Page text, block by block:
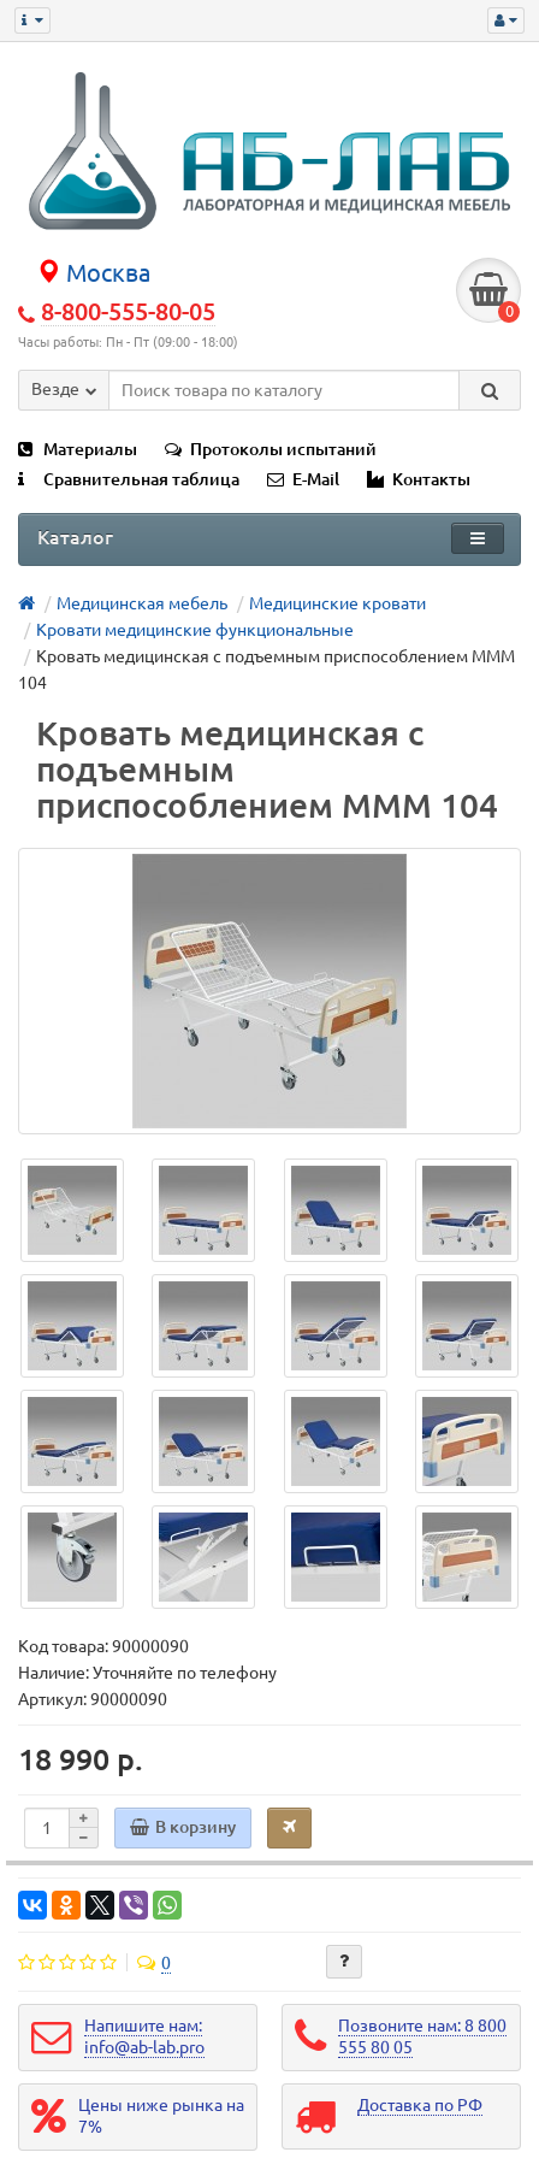
Москва
8-800-555-80-05
Часы работы: Пн - Пт (09:00 - 18:00)
0
Везде
Материалы
Протоколы испытаний
Сравнительная таблица
E-Mail Контакты
Каталог
Медицинская мебель
Медицинские кровати
Кровати медицинские функциональные
Кровать медицинская с подъемным приспособлением МММ
104
Кровать медицинская с
подъемным
приспособлением МММ 104
Код товара:90000090
Наличие: Уточняйте по телефону
Артикул: 90000090
18 990 р.
В корзину
0
Напишите нам:
info@ab-lab.pro
Позвоните нам: 8 800
555 80 05
Цены ниже рынка на
7%
Доставка по РФ